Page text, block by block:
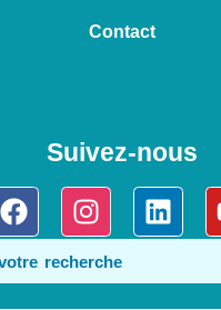
Contact
Suivez-nous
FacebookInstagram